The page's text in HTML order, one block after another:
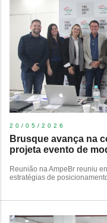
20/05/2026
Brusque avança na
projeta evento de
Reunião na AmpeBr reuniu
estratégias de